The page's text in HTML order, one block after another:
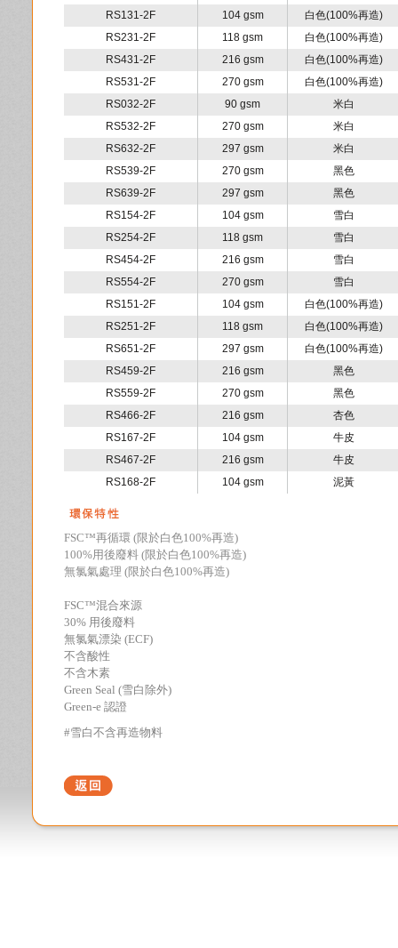
RS131-2F
104 gsm
白色(100%再造)
RS231-2F
118 gsm
白色(100%再造)
RS431-2F
216 gsm
白色(100%再造)
RS531-2F
270 gsm
白色(100%再造)
RS032-2F
90 gsm
米白
RS532-2F
270 gsm
米白
RS632-2F
297 gsm
米白
RS539-2F
270 gsm
黑色
RS639-2F
297 gsm
黑色
RS154-2F
104 gsm
雪白
RS254-2F
118 gsm
雪白
RS454-2F
216 gsm
雪白
RS554-2F
270 gsm
雪白
RS151-2F
104 gsm
白色(100%再造)
RS251-2F
118 gsm
白色(100%再造)
RS651-2F
297 gsm
白色(100%再造)
RS459-2F
216 gsm
黑色
RS559-2F
270 gsm
黑色
RS466-2F
216 gsm
杏色
RS167-2F
104 gsm
牛皮
RS467-2F
216 gsm
牛皮
RS168-2F
104 gsm 泥黃
FSC™再循環 (限於白色100%再造)
100%用後廢料 (限於白色100%再造)
無氯氣處理 (限於白色100%再造)
FSC™混合來源
30% 用後廢料
無氯氣漂染 (ECF)
不含酸性
不含木素
Green Seal (雪白 除外)
Green-e 認證
#雪白不含再造物料